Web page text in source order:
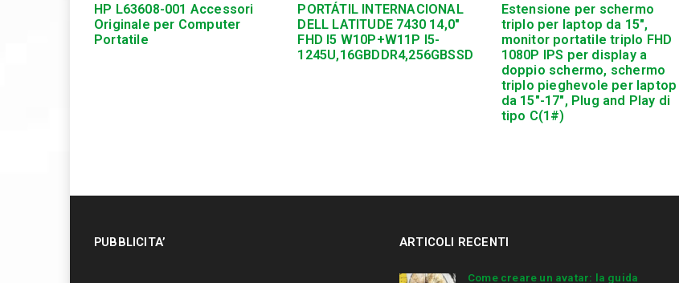
HP L63608-001 Accessori
Originale per Computer
Portatile
PORTÁTIL INTERNACIONAL
DELL LATITUDE 7430 14,0″
FHD I5 W10P+W11P I5-
1245U,16GBDDR4,256GBSSD
Estensione per schermo
triplo per laptop da 15″,
monitor portatile triplo FHD
1080P IPS per display a
doppio schermo, schermo
triplo pieghevole per laptop
da 15″-17″, Plug and Play di
tipo C(1#)
PUBBLICITA’ ARTICOLI RECENTI
Come creare un avatar: la guida